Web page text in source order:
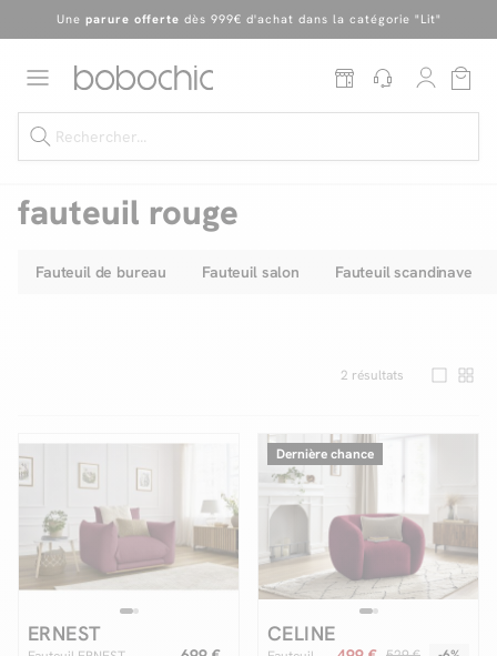
Dernière chancede profiter de nos prix réduits jusqu'à -50%
Excellent
Vos intérieurs
Facilité de paiements
Livraison
fauteuil rouge
Fauteuil de bureau Fauteuil salon Fauteuil scandinave
2 résultats
ERNEST
Dernière chance
CELINE